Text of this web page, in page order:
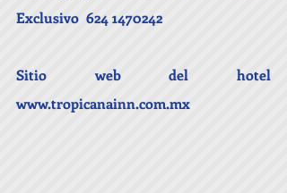
Exclusivo  624 1470242
www.tropicanainn.com.mx